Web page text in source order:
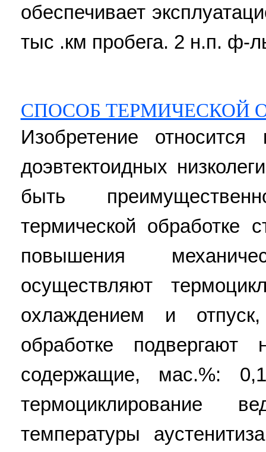
обеспечивает
тыс .км пробега. 2 н.п. ф-
СПОСОБ ТЕРМИЧЕСКОЙ
Изобретение относится
доэвтектоидных
быть
термической обработке
повышения
осуществляют
охлаждением и
обработке подвергают
содержащие, мас.%:
температуры